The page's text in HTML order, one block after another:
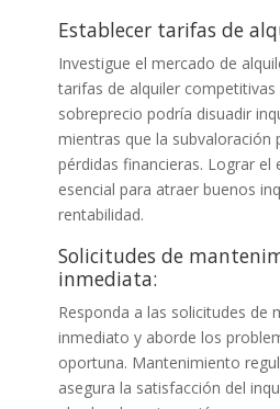
Establecer tarifas de
Investigue el mercado de
tarifas de alquiler competitivas
sobreprecio podría disuadir
mientras que la subvaloración
pérdidas financieras. Lograr el
esencial para atraer buenos
rentabilidad.
Solicitudes de
inmediata:
Responda a las solicitudes de
inmediato y aborde los
oportuna. Mantenimiento
asegura la satisfacción del